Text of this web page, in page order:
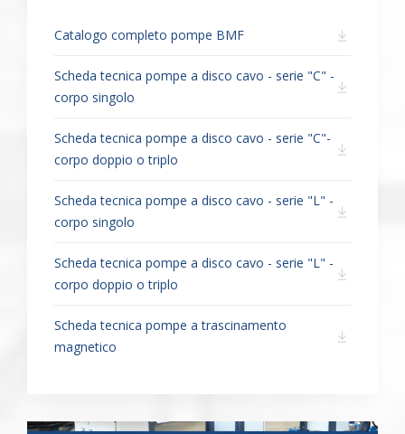
Catalogo completo pompe BMF
Scheda tecnica pompe a disco cavo - serie "C" -
corpo singolo
Scheda tecnica pompe a disco cavo - serie "C"-
corpo doppio o triplo
Scheda tecnica pompe a disco cavo - serie "L" -
corpo singolo
Scheda tecnica pompe a disco cavo - serie "L" -
corpo doppio o triplo
Scheda tecnica pompe a trascinamento
magnetico